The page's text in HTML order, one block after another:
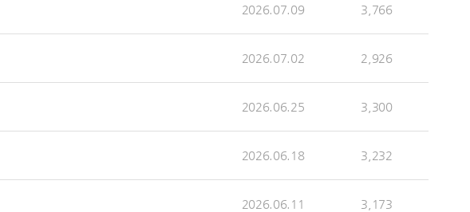
2026.07.09 3,766
2026.07.02 2,926
2026.06.25 3,300
2026.06.18 3,232
2026.06.11 3,173